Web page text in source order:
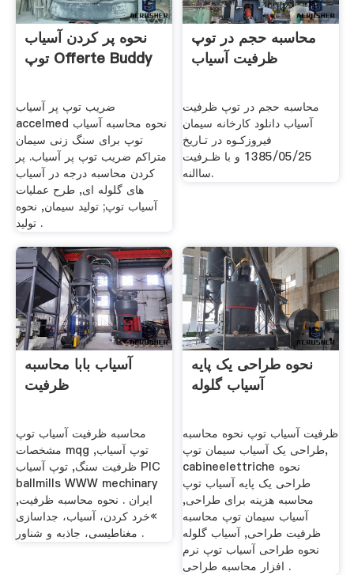
نحوه پر کردن آسیاب
توپ Offerte Buddy
ضریب توپ پر آسیاب
accelmed نحوه محاسبه آسیاب
توپ برای سنگ زنی سیمان
متراکم ضریب توپ پر آسیاب. پر
کردن محاسبه درجه در آسیاب
های گلوله ای, طرح عملیات
آسیاب توپ; تولید سیمان, نحوه
توليد .
محاسبه حجم در توپ
ظرفیت آسیاب
محاسبه حجم در توپ ظرفیت
آسیاب دانلود كارخانه سيمان
فيروزكـوه در تـاريخ
1385/05/25 و با ظـرفيت
ساالنه.
آسیاب بابا محاسبه
ظرفیت
محاسبه ظرفیت آسیاب توپ
مشخصات mqg توپ آسیاب,
ظرفیت سنگ, توپ آسیاب PIC
ballmills WWW mechinary
ایران . نحوه محاسبه ظرفیت,
»خرد کردن، آسیاب، جداسازی
مغناطیسی، جاذبه و شناور .
نحوه طراحی یک پایه
آسیاب گلوله
ظرفیت آسیاب توپ نحوه محاسبه
طراحی یک آسیاب سیمان توپ,
cabineelettriche نحوه
طراحی یک پایه آسیاب توپ
محاسبه هزینه برای طراحی,
آسیاب سیمان توپ محاسبه
ظرفیت طراحی, آسیاب گلوله
نحوه طراحی آسیاب توپ نرم
افزار محاسبه طراحی .